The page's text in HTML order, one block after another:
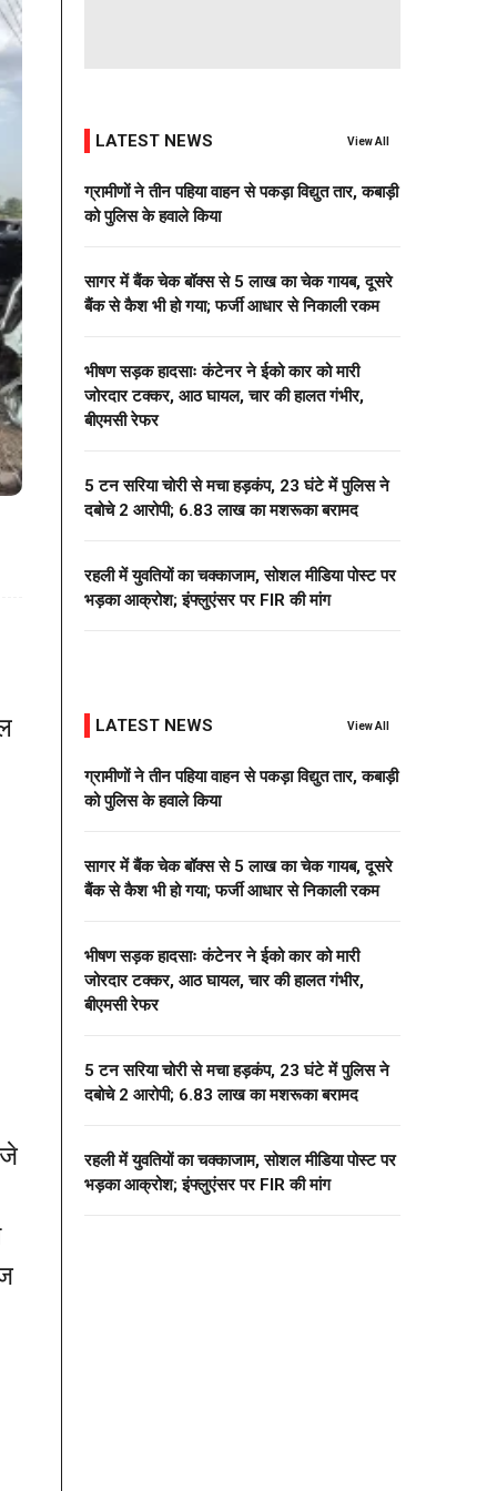
LATEST NEWS View All
ग्रामीणों ने तीन पहिया वाहन से पकड़ा विद्युत तार, कबाड़ी
को पुलिस के हवाले किया
सागर में बैंक चेक बॉक्स से 5 लाख का चेक गायब, दूसरे
बैंक से कैश भी हो गया; फर्जी आधार से निकाली रकम
भीषण सड़क हादसाः कंटेनर ने ईको कार को मारी
जोरदार टक्कर, आठ घायल, चार की हालत गंभीर,
बीएमसी रेफर
5 टन सरिया चोरी से मचा हड़कंप, 23 घंटे में पुलिस ने
दबोचे 2 आरोपी; 6.83 लाख का मशरूका बरामद
रहली में युवतियों का चक्काजाम, सोशल मीडिया पोस्ट पर
भड़का आक्रोश; इंफ्लुएंसर पर FIR की मांग
LATEST NEWS View All
ग्रामीणों ने तीन पहिया वाहन से पकड़ा विद्युत तार, कबाड़ी
को पुलिस के हवाले किया
सागर में बैंक चेक बॉक्स से 5 लाख का चेक गायब, दूसरे
बैंक से कैश भी हो गया; फर्जी आधार से निकाली रकम
भीषण सड़क हादसाः कंटेनर ने ईको कार को मारी
जोरदार टक्कर, आठ घायल, चार की हालत गंभीर,
बीएमसी रेफर
5 टन सरिया चोरी से मचा हड़कंप, 23 घंटे में पुलिस ने
दबोचे 2 आरोपी; 6.83 लाख का मशरूका बरामद
रहली में युवतियों का चक्काजाम, सोशल मीडिया पोस्ट पर
भड़का आक्रोश; इंफ्लुएंसर पर FIR की मांग